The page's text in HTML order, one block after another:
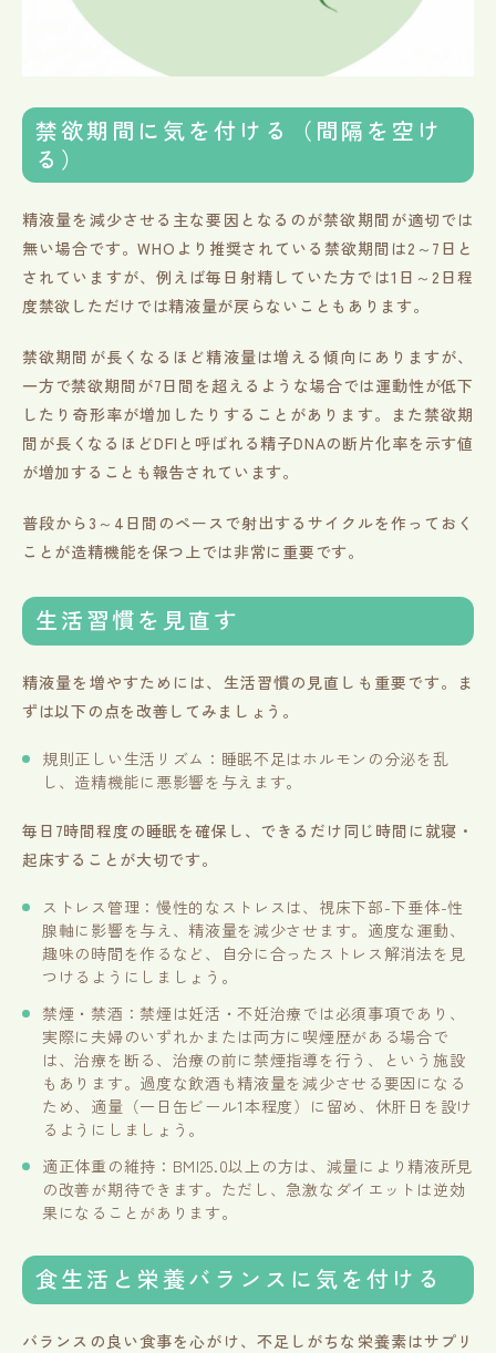
禁欲期間に気を付ける（間隔を空け
る）
精液量を減少させる主な要因となるのが禁欲期間が適切では
無い場合です。WHOより推奨されている禁欲期間は2～7日と
されていますが、例えば毎日射精していた方では1日～2日程
度禁欲しただけでは精液量が戻らないこともあります。
禁欲期間が長くなるほど精液量は増える傾向にありますが、
一方で禁欲期間が7日間を超えるような場合では運動性が低下
したり奇形率が増加したりすることがあります。また禁欲期
間が長くなるほどDFIと呼ばれる精子DNAの断片化率を示す値
が増加することも報告されています。
普段から3～4日間のペースで射出するサイクルを作っておく
ことが造精機能を保つ上では非常に重要です。
生活習慣を見直す
精液量を増やすためには、生活習慣の見直しも重要です。ま
ずは以下の点を改善してみましょう。
規則正しい生活リズム：睡眠不足はホルモンの分泌を乱
し、造精機能に悪影響を与えます。
毎日7時間程度の睡眠を確保し、できるだけ同じ時間に就寝・
起床することが大切です。
ストレス管理：慢性的なストレスは、視床下部-下垂体-性
腺軸に影響を与え、精液量を減少させます。適度な運動、
趣味の時間を作るなど、自分に合ったストレス解消法を見
つけるようにしましょう。
禁煙・禁酒：禁煙は妊活・不妊治療では必須事項であり、
実際に夫婦のいずれかまたは両方に喫煙歴がある場合で
は、治療を断る、治療の前に禁煙指導を行う、という施設
もあります。過度な飲酒も精液量を減少させる要因になる
ため、適量（一日缶ビール1本程度）に留め、休肝日を設け
るようにしましょう。
適正体重の維持：BMI25.0以上の方は、減量により精液所見
の改善が期待できます。ただし、急激なダイエットは逆効
果になることがあります。
食生活と栄養バランスに気を付ける
バランスの良い食事を心がけ、不足しがちな栄養素はサプリ